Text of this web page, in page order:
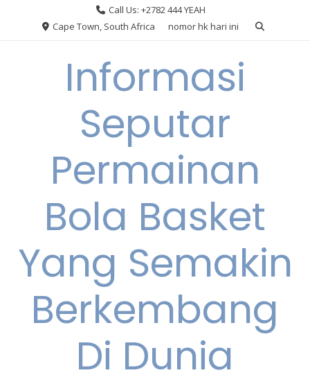
Call Us: +2782 444 YEAH
Cape Town, South Africa
nomor hk hari ini
Informasi
Seputar
Permainan
Bola Basket
Yang Semakin
Berkembang
Di Dunia